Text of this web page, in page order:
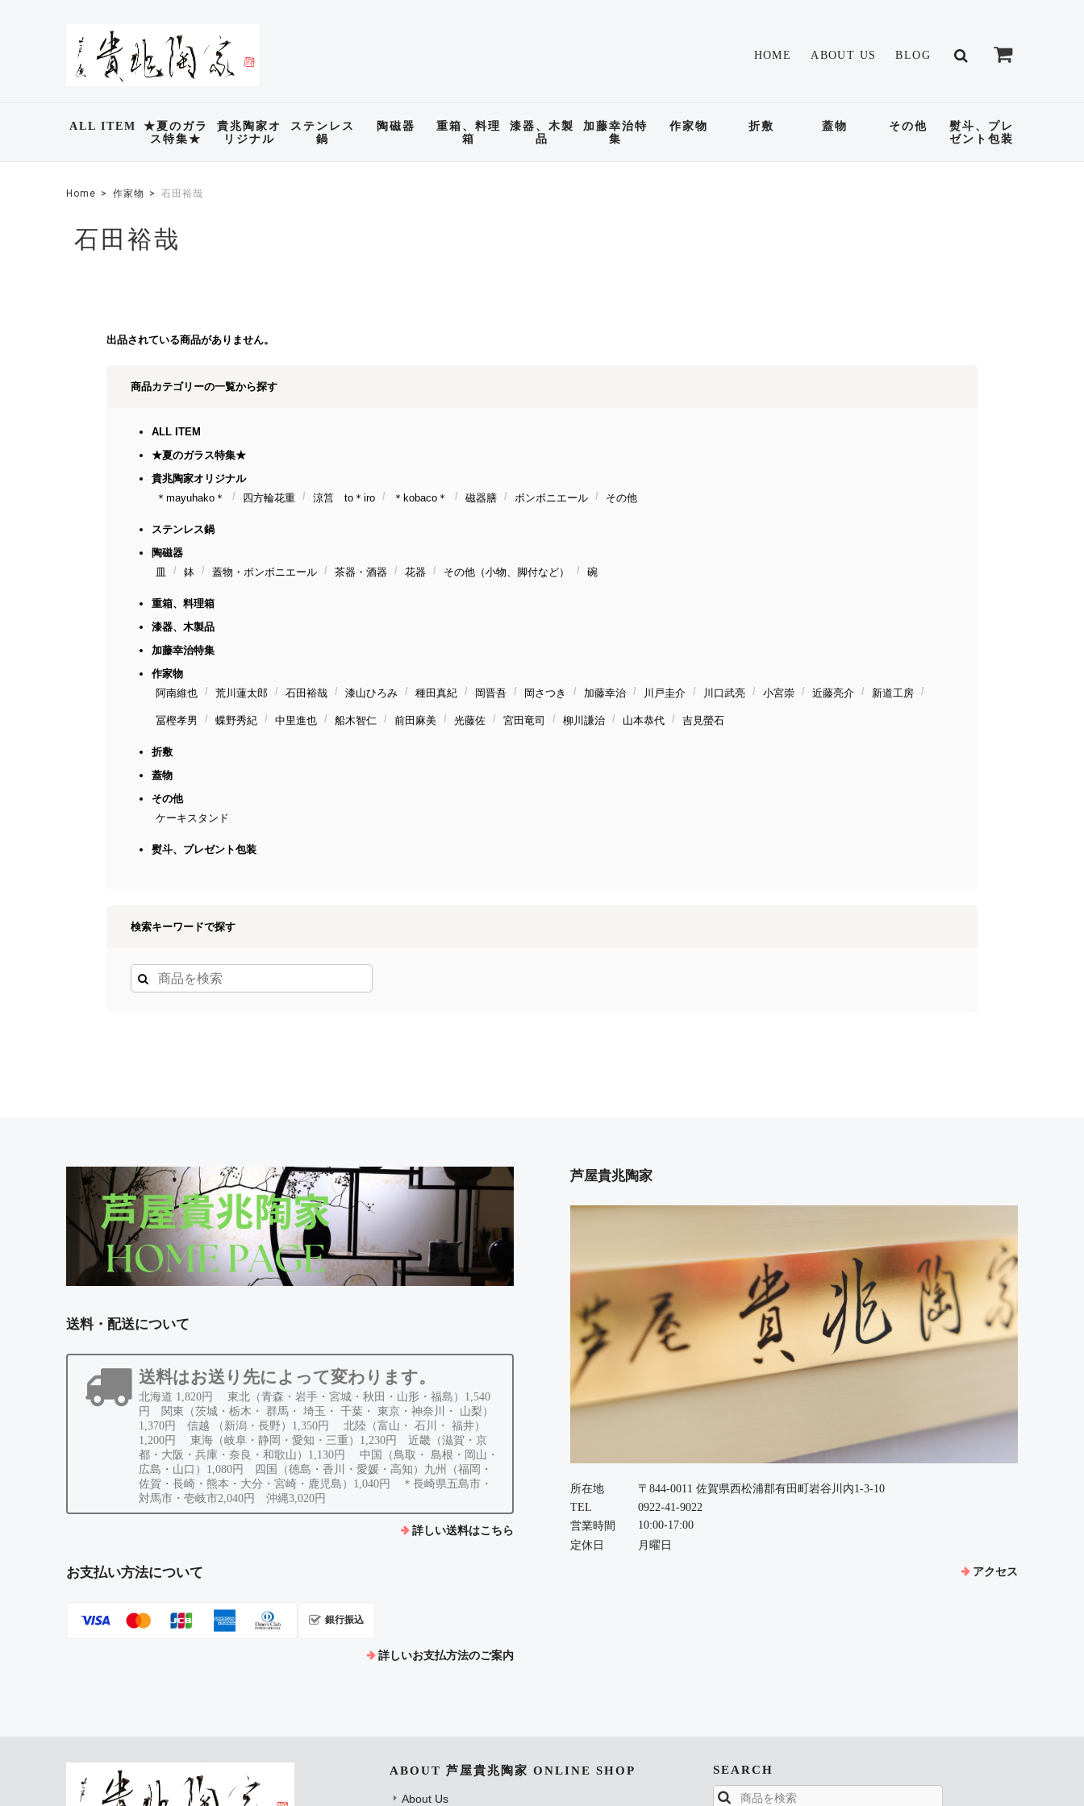
HOME ABOUT US BLOG
ALL ITEM
★夏のガラ
ス特集★
貴兆陶家オ
リジナル
ステンレス
鍋
陶磁器
重箱、料理
箱
漆器、木製
品
加藤幸治特
集
作家物 折敷 蓋物 その他
熨斗、プレ
ゼント包装
Home 作家物 石田裕哉
石田裕哉
出品されている商品がありません。
商品カテゴリーの一覧から探す
ALL ITEM
★夏のガラス特集★
貴兆陶家オリジナル
＊mayuhako＊
四方輪花重 涼筥 to＊iro ＊kobaco＊ 磁器膳 ボンボニエール その他
ステンレス鍋
陶磁器
皿
鉢 蓋物・ボンボニエール 茶器・酒器 花器 その他（小物、脚付など） 碗
重箱、料理箱
漆器、木製品
加藤幸治特集
作家物
阿南維也
荒川蓮太郎 石田裕哉 漆山ひろみ 種田真紀 岡晋吾 岡さつき 加藤幸治 川戸圭介 川口武亮 小宮崇 近藤亮介 新道工房
冨樫孝男 蝶野秀紀 中里進也 船木智仁 前田麻美 光藤佐 宮田竜司 柳川謙治 山本恭代 吉見螢石
折敷
蓋物
その他
ケーキスタンド
熨斗、プレゼント包装
検索キーワードで探す
送料・配送について
送料はお送り先によって変わります。
北海道 1,820円 東北（青森・岩手・宮城・秋田・山形・福島）1,540
円 関東（茨城・栃木・ 群馬・ 埼玉・ 千葉・ 東京・神奈川・ 山梨）
1,370円 信越 （新潟・長野）1,350円 北陸（富山・ 石川・ 福井）
1,200円 東海（岐阜・静岡・愛知・三重）1,230円 近畿（滋賀・京
都・大阪・兵庫・奈良・和歌山）1,130円 中国（鳥取・ 島根・岡山・
広島・山口）1,080円 四国（徳島・香川・愛媛・高知）九州（福岡・
佐賀・長崎・熊本・大分・宮崎・鹿児島）1,040円 ＊長崎県五島市・
対馬市・壱岐市2,040円 沖縄3,020円
詳しい送料はこちら
お支払い方法について
銀行振込
詳しいお支払方法のご案内
芦屋貴兆陶家
所在地
〒844-0011 佐賀県西松浦郡有田町岩谷川内1-3-10
TEL
0922-41-9022
営業時間
10:00-17:00
定休日
月曜日
アクセス
ABOUT 芦屋貴兆陶家 ONLINE SHOP
About Us
SEARCH